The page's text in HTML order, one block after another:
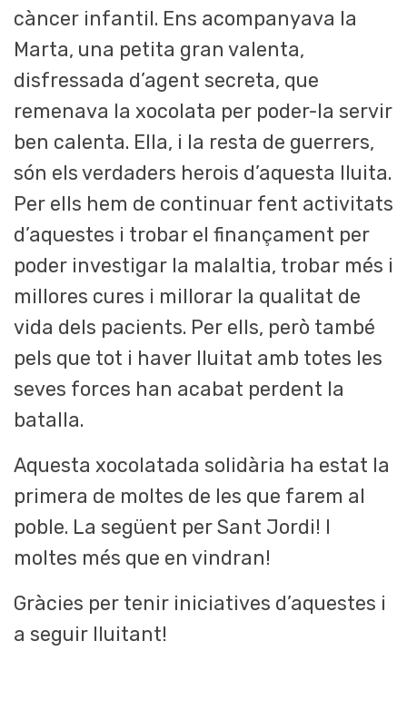
càncer infantil. Ens acompanyava la
Marta, una petita gran valenta,
disfressada d’agent secreta, que
remenava la xocolata per poder-la servir
ben calenta. Ella, i la resta de guerrers,
són els verdaders herois d’aquesta lluita.
Per ells hem de continuar fent activitats
d’aquestes i trobar el finançament per
poder investigar la malaltia, trobar més i
millores cures i millorar la qualitat de
vida dels pacients. Per ells, però també
pels que tot i haver lluitat amb totes les
seves forces han acabat perdent la
batalla.
Aquesta xocolatada solidària ha estat la
primera de moltes de les que farem al
poble. La següent per Sant Jordi! I
moltes més que en vindran!
Gràcies per tenir iniciatives d’aquestes i
a seguir lluitant!